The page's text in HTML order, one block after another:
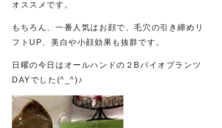
オススメです。
もちろん、一番人気はお顔で、毛穴の引き締めリ
フトUP、美白や小顔効果も抜群です。
日曜の今日はオールハンドの２Bバイオプランツ
DAYでした(^_^)♪